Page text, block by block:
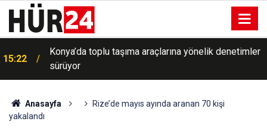
15:22
Konya’da toplu taşıma araçlarına yönelik denetimler
sürüyor
Anasayfa
Rize’de mayıs ayında aranan 70 kişi
yakalandı